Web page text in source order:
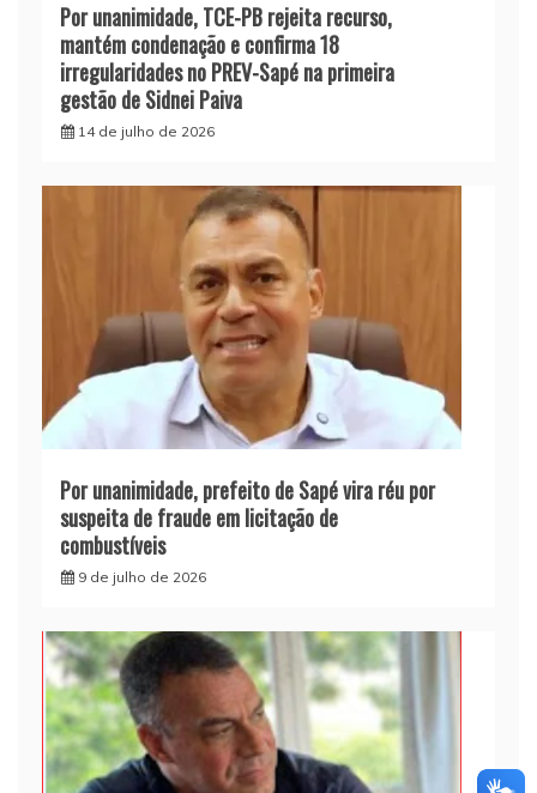
Por unanimidade, TCE-PB rejeita recurso,
mantém condenação e confirma 18
irregularidades no PREV-Sapé na primeira
gestão de Sidnei Paiva
14 de julho de 2026
Por unanimidade, prefeito de Sapé vira réu por
suspeita de fraude em licitação de
combustíveis
9 de julho de 2026